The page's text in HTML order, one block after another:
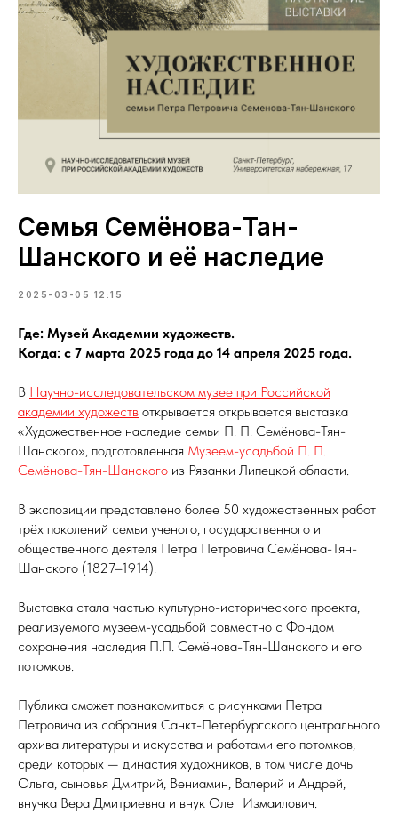
Семья Семёнова-Тан-
Шанского и её наследие
2025-03-05 12:15
Где: Музей Академии художеств.
Когда: с 7 марта 2025 года до 14 апреля 2025 года.
В Научно-исследовательском музее при Российской
академии художеств открывается открывается выставка
«Художественное наследие семьи П. П. Семёнова-Тян-
Шанского», подготовленная Музеем-усадьбой П. П.
Семёнова-Тян-Шанского из Рязанки Липецкой области.
В экспозиции представлено более 50 художественных работ
трёх поколений семьи ученого, государственного и
общественного деятеля Петра Петровича Семёнова-Тян-
Шанского (1827–1914).
Выставка стала частью культурно-исторического проекта,
реализуемого музеем-усадьбой совместно с Фондом
сохранения наследия П.П. Семёнова-Тян-Шанского и его
потомков.
Публика сможет познакомиться с рисунками Петра
Петровича из собрания Санкт-Петербургского центрального
архива литературы и искусства и работами его потомков,
среди которых — династия художников, в том числе дочь
Ольга, сыновья Дмитрий, Вениамин, Валерий и Андрей,
внучка Вера Дмитриевна и внук Олег Измаилович.